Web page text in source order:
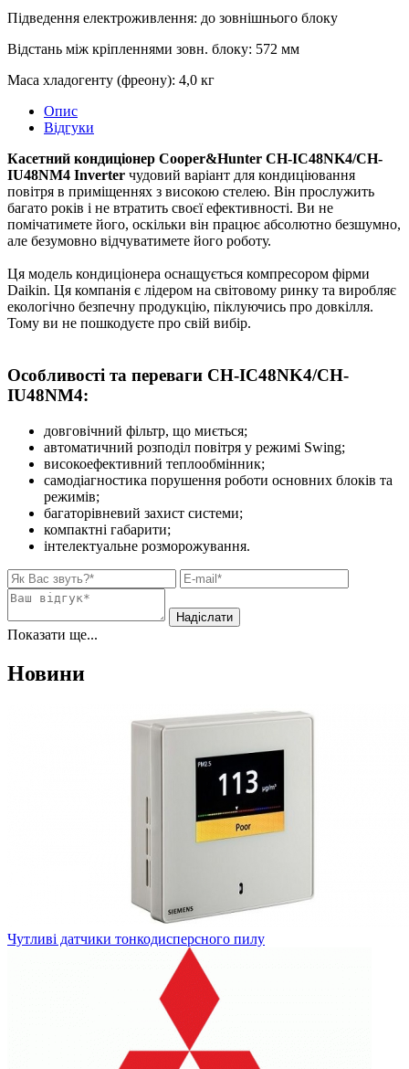
Підведення електроживлення: до зовнішнього блоку
Відстань між кріпленнями зовн. блоку: 572 мм
Маса хладогенту (фреону): 4,0 кг
Опис
Відгуки
Касетний кондиціонер Cooper&Hunter CH-IC48NK4/CH-
IU48NM4 Inverter чудовий варіант для кондиціювання
повітря в приміщеннях з високою стелею. Він прослужить
багато років і не втратить своєї ефективності. Ви не
помічатимете його, оскільки він працює абсолютно безшумно,
але безумовно відчуватимете його роботу.
Ця модель кондиціонера оснащується компресором фірми
Daikin. Ця компанія є лідером на світовому ринку та виробляє
екологічно безпечну продукцію, піклуючись про довкілля.
Тому ви не пошкодуєте про свій вибір.
Особливості та переваги CH-IC48NK4/CH-
IU48NM4:
довговічний фільтр, що миється;
автоматичний розподіл повітря у режимі Swing;
високоефективний теплообмінник;
самодіагностика порушення роботи основних блоків та
режимів;
багаторівневий захист системи;
компактні габарити;
інтелектуальне розморожування.
Показати ще...
Новини
Чутливі датчики тонкодисперсного пилу